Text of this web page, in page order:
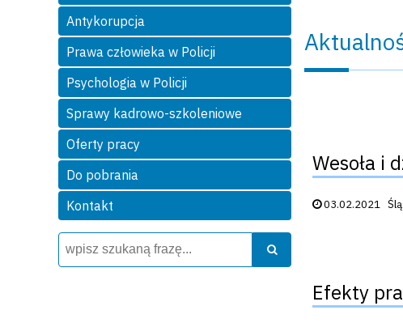
Antykorupcja
Prawa człowieka w Policji
Psychologia w Policji
Sprawy kadrowo-szkoleniowe
Oferty pracy
Do pobrania
Kontakt
Wyszukiwarka
Szukaj
Wesoła i
Data publikacji:
03.02.2021
Efekty